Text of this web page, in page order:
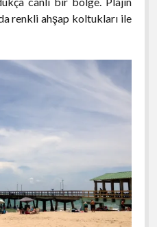
renkli ahşap koltukları ile